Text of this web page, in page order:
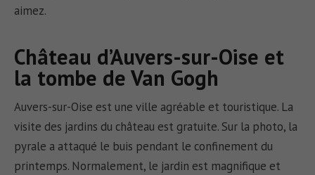
aimez.
Château d’Auvers-sur-Oise et
la tombe de Van Gogh
Auvers-sur-Oise est une ville agréable et touristique. La
visite des jardins du château est gratuite. Sur la photo, la
pyrale a attaqué le buis pendant le confinement du
printemps. Normalement, le jardin est magnifique et